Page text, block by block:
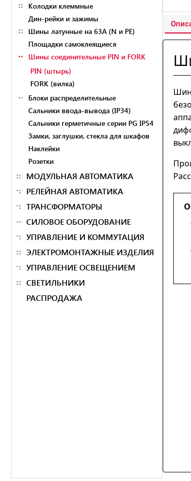
Колодки клеммные
Дин-рейки и зажимы
Шины латунные на 63А (N и PE)
Площадки самоклеящиеся
Шины соединительные PIN и FORK
PIN (штырь)
FORK (вилка)
Блоки распределительные
Сальники ввода-вывода (IP34)
Сальники герметичные серии PG IP54
Замки, заглушки, стекла для шкафов
Наклейки
Розетки
МОДУЛЬНАЯ АВТОМАТИКА
РЕЛЕЙНАЯ АВТОМАТИКА
ТРАНСФОРМАТОРЫ
СИЛОВОЕ ОБОРУДОВАНИЕ
УПРАВЛЕНИЕ И КОММУТАЦИЯ
ЭЛЕКТРОМОНТАЖНЫЕ ИЗДЕЛИЯ
УПРАВЛЕНИЕ ОСВЕЩЕНИЕМ
СВЕТИЛЬНИКИ
РАСПРОДАЖА